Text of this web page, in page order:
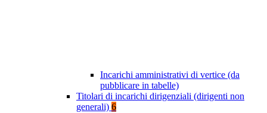
Incarichi amministrativi di vertice (da
pubblicare in tabelle)
Titolari di incarichi dirigenziali (dirigenti non
generali) 6